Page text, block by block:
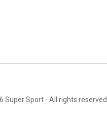
Super Sport- All rights reserved